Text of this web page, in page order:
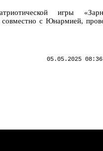
игры
с Юнармией,
05.05.2025